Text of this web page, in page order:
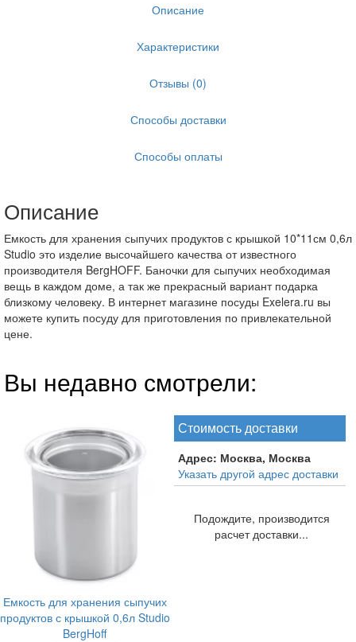
Описание
Характеристики
Отзывы (0)
Способы доставки
Способы оплаты
Описание
Емкость для хранения сыпучих продуктов с крышкой 10*11см 0,6л
Studio это изделие высочайшего качества от известного
производителя BergHOFF. Баночки для сыпучих необходимая
вещь в каждом доме, а так же прекрасный вариант подарка
близкому человеку. В интернет магазине посуды Exelera.ru вы
можете купить посуду для приготовления по привлекательной
цене.
Вы недавно смотрели:
Емкость для хранения сыпучих
продуктов с крышкой 0,6л Studio
BergHoff
Стоимость доставки
Адрес: Москва, Москва
Указать другой адрес доставки
Подождите, производится
расчет доставки...